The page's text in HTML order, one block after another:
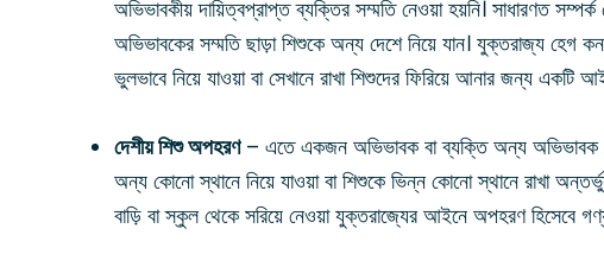
অভিভাবকীয় দায়িত্বপ্রাপ্ত ব্যক্তির সম্মতি নেওয়া হয়নি। সাধারণত
অভিভাবকের সম্মতি ছাড়া শিশুকে অন্য দেশে নিয়ে যান। যুক্তরাজ্য হেগ
ভুলভাবে নিয়ে যাওয়া বা সেখানে রাখা শিশুদের ফিরিয়ে আনার জন্য একটি
দেশীয় শিশু অপহরণ– এতে একজন অভিভাবক বা ব্যক্তি অন্য অভিভাবক
অন্য কোনো স্থানে নিয়ে যাওয়া বা শিশুকে ভিন্ন কোনো স্থানে রাখা
বাড়ি বা স্কুল থেকে সরিয়ে নেওয়া যুক্তরাজ্যের আইনে অপহরণ হিসেবে